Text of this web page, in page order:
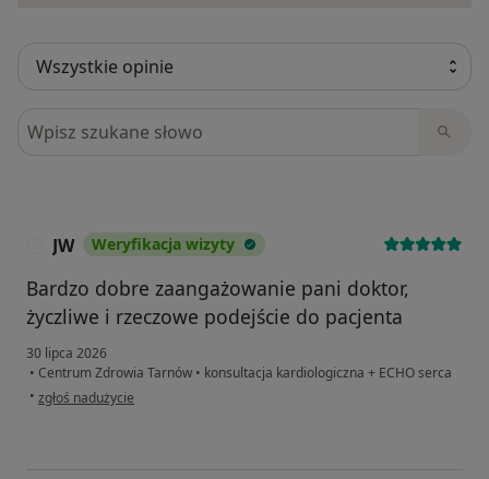
Szukaj w opiniach
JW Weryfikacja wizyty
Bardzo dobre zaangażowanie pani doktor,
życzliwe i rzeczowe podejście do pacjenta
30 lipca 2026
• Centrum Zdrowia Tarnów • konsultacja kardiologiczna + ECHO serca
• w opinii użytkownika JW
zgłoś nadużycie